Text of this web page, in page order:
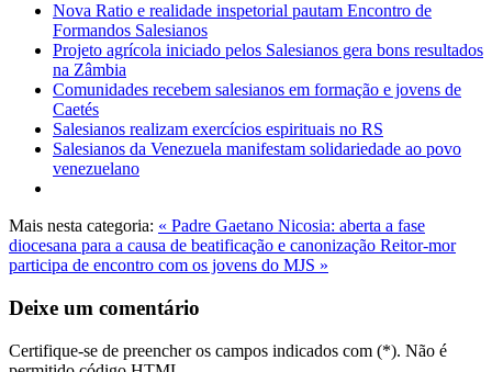
Nova Ratio e realidade inspetorial pautam Encontro de
Formandos Salesianos
Projeto agrícola iniciado pelos Salesianos gera bons resultados
na Zâmbia
Comunidades recebem salesianos em formação e jovens de
Caetés
Salesianos realizam exercícios espirituais no RS
Salesianos da Venezuela manifestam solidariedade ao povo
venezuelano
Mais nesta categoria: « Padre Gaetano Nicosia: aberta a fase
diocesana para a causa de beatificação e canonização Reitor-mor
participa de encontro com os jovens do MJS »
Deixe um comentário
Certifique-se de preencher os campos indicados com (*). Não é